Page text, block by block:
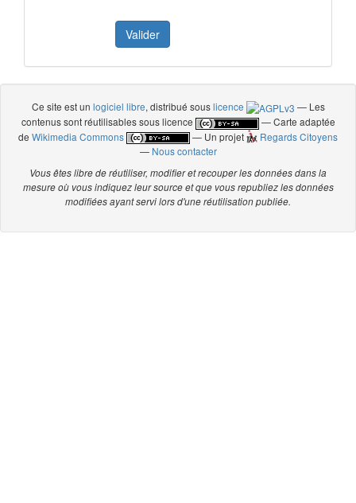
Ce site est un logiciel libre, distribué souslicence
— Les
contenus sont réutilisables sous licence
— Carte adaptée
deWikimedia Commons — Un projet
Regards Citoyens
— Nous contacter
Vous êtes libre de réutiliser, modifier et recouper les données dans la
mesure où vous indiquez leur source et que vous republiez les données
modifiées ayant servi lors d'une réutilisation publiée.